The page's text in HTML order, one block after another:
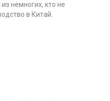
немногих, кто не
в Китай.